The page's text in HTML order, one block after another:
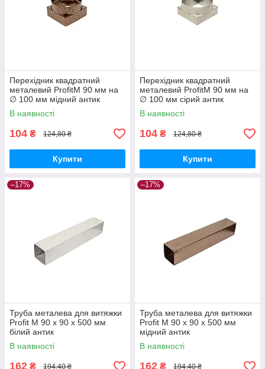
Перехідник квадратний
металевий ProfitM 90 мм на
∅ 100 мм мідний антик
В наявності
104 ₴ 124,80 ₴
Купити
Перехідник квадратний
металевий ProfitM 90 мм на
∅ 100 мм сірий антик
В наявності
104 ₴ 124,80 ₴
Купити
–17%
Труба металева для витяжки
Profit M 90 х 90 х 500 мм
білий антик
В наявності
162 ₴ 194,40 ₴
–17%
Труба металева для витяжки
Profit M 90 х 90 х 500 мм
мідний антик
В наявності
162 ₴ 194,40 ₴